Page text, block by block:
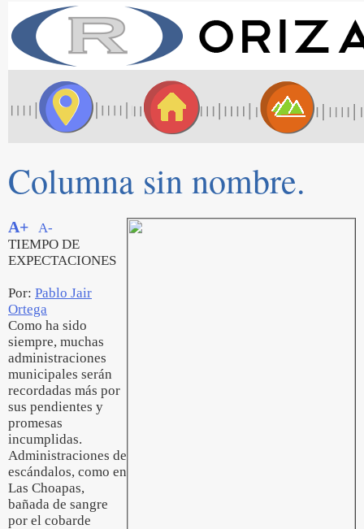
Columna sin nombre.
A+
A-
TIEMPO DE
EXPECTACIONES
Por: Pablo Jair
Ortega
Como ha sido
siempre, muchas
administraciones
municipales serán
recordadas más por
sus pendientes y
promesas
incumplidas.
Administraciones de
escándalos, como en
Las Choapas,
bañada de sangre
por el cobarde